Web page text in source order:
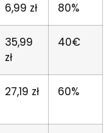
6,99 zł 80%
35,99
zł
40€
27,19 zł 60%